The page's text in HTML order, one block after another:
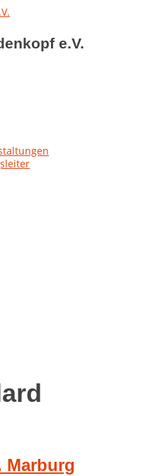
e.V.
Marburg